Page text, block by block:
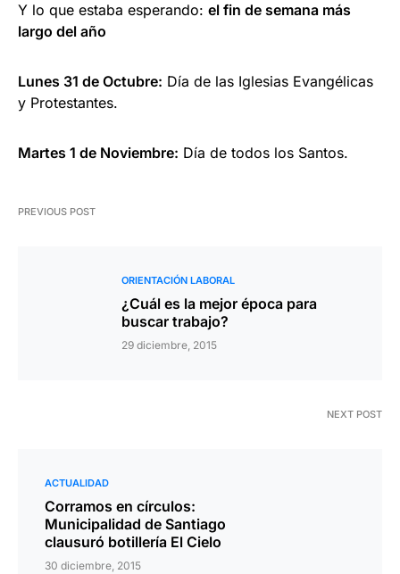
Y lo que estaba esperando: el fin de semana más
largo del año
Lunes 31 de Octubre: Día de las Iglesias Evangélicas
y Protestantes.
Martes 1 de Noviembre: Día de todos los Santos.
PREVIOUS POST
ORIENTACIÓN LABORAL
¿Cuál es la mejor época para
buscar trabajo?
29 diciembre, 2015
NEXT POST
ACTUALIDAD
Corramos en círculos:
Municipalidad de Santiago
clausuró botillería El Cielo
30 diciembre, 2015